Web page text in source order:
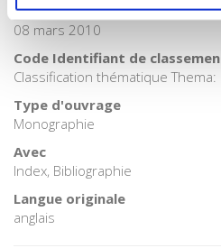
Date de première
08 mars 2010
Code Identifiant de
Classification thématique
Type d'ouvrage
Monographie
Avec
Index, Bibliographie
Langue originale
anglais